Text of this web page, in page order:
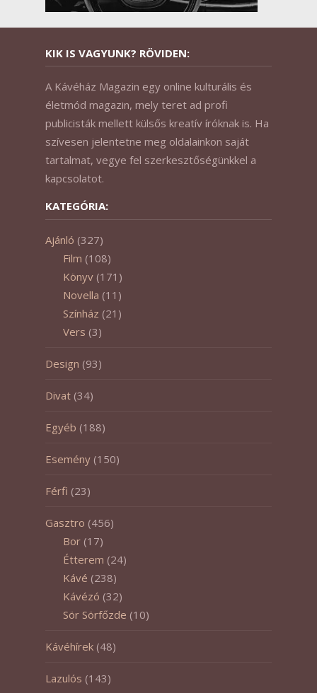
KIK IS VAGYUNK? RÖVIDEN:
A Kávéház Magazin egy online kulturális és
életmód magazin, mely teret ad profi
publicisták mellett külsős kreatív íróknak is. Ha
szívesen jelentetne meg oldalainkon saját
tartalmat, vegye fel szerkesztőségünkkel a
kapcsolatot.
KATEGÓRIA:
Ajánló (327)
Film (108)
Könyv (171)
Novella (11)
Színház (21)
Vers (3)
Design (93)
Divat (34)
Egyéb (188)
Esemény (150)
Férfi (23)
Gasztro (456)
Bor (17)
Étterem (24)
Kávé (238)
Kávézó (32)
Sör Sörfőzde (10)
Kávéhírek (48)
Lazulós (143)